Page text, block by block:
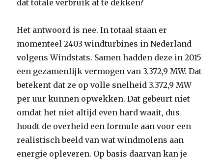
dat totale verbruik af te dekken?
Het antwoord is nee. In totaal staan er
momenteel 2403 windturbines in Nederland
volgens Windstats. Samen hadden deze in 2015
een gezamenlijk vermogen van 3.372,9 MW. Dat
betekent dat ze op volle snelheid 3.372,9 MW
per uur kunnen opwekken. Dat gebeurt niet
omdat het niet altijd even hard waait, dus
houdt de overheid een formule aan voor een
realistisch beeld van wat windmolens aan
energie opleveren. Op basis daarvan kan je